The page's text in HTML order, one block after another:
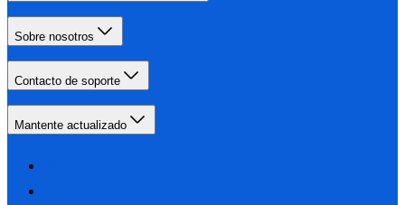
Sobre nosotros
Contacto de soporte
Mantente actualizado